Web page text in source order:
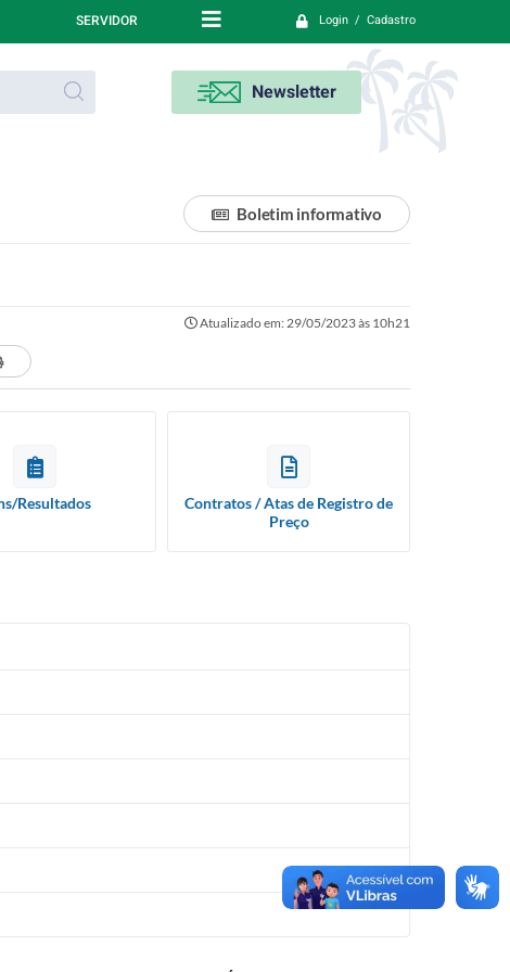
Login / Cadastro
SERVIDOR
Newsletter
Boletim informativo
Atualizado em: 29/05/2023 às 10h21
Resultados
Contratos / Atas de Registro de
Preço